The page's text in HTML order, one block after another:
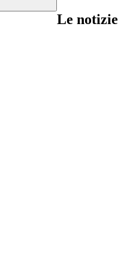
Le notizie